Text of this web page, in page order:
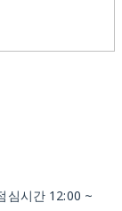
심시간 12:00 ~